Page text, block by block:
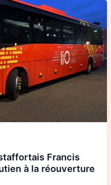
Francis
à la réouverture